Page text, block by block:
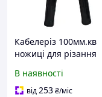
Кабелеріз 100мм.кв
ножиці для різання
100 АСКО
В наявності
від253₴/міс